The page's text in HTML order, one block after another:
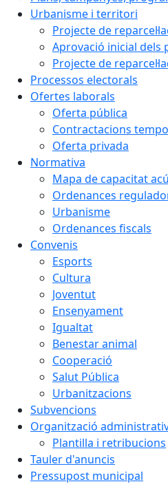
Urbanisme i territori
Projecte de
Aprovació inicial dels
Projecte de
Processos electorals
Ofertes laborals
Oferta pública
Contractacions
Oferta privada
Normativa
Mapa de capacitat
Ordenances
Urbanisme
Ordenances fiscals
Convenis
Esports
Cultura
Joventut
Ensenyament
Igualtat
Benestar animal
Cooperació
Salut Pública
Urbanitzacions
Subvencions
Organització
Plantilla i retribucions
Tauler d'anuncis
Pressupost municipal